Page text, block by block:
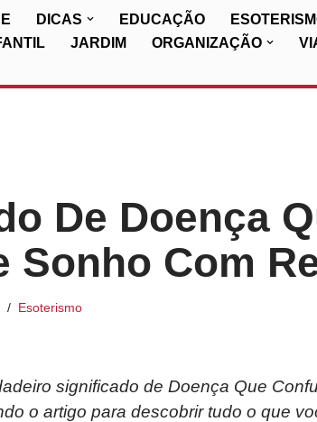
DICAS EDUCAÇÃO
JARDIM ORGANIZAÇÃO
De Doença
Sonho Com
Esoterismo
significado de Doença Que
o artigo para descobrir tudo o que